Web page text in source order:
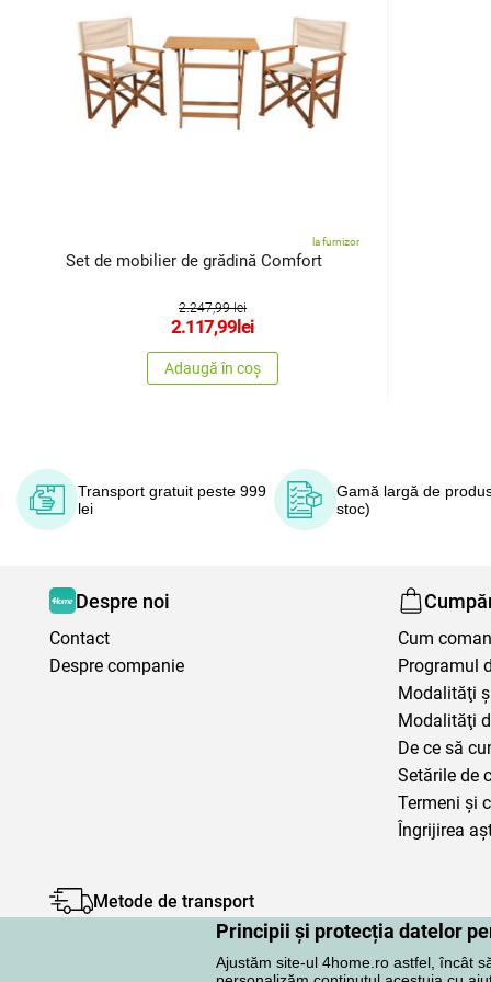
Principii și protecția datelor
Ajustăm site-ul 4home.ro astfel, încât
la furnizor
Set de mobilier de grădină Comfort
2.247,99 lei
2.117,99lei
Adaugă în coș
Transport gratuit peste 999
lei
Gamă largă de
stoc)
Despre noi
Contact
Despre companie
Cum
Programul
Modalităţi
Modalităţi
De ce să
Setările de
Termeni şi
Îngrijirea
Metode de transport